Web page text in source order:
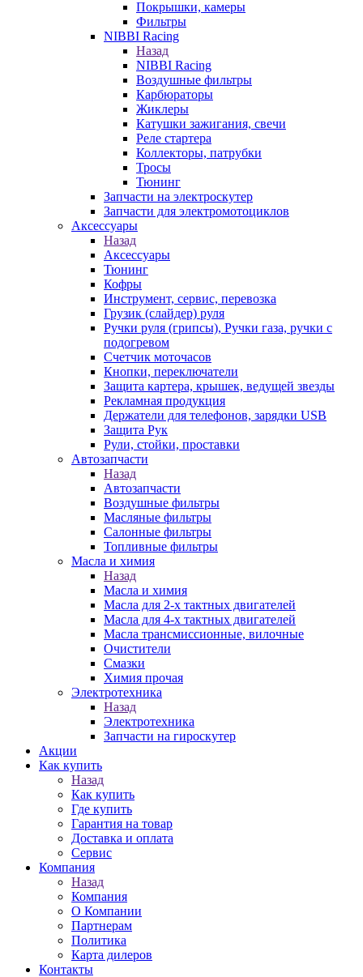
Покрышки, камеры
Фильтры
NIBBI Racing
Назад
NIBBI Racing
Воздушные фильтры
Карбюраторы
Жиклеры
Катушки зажигания, свечи
Реле стартера
Коллекторы, патрубки
Тросы
Тюнинг
Запчасти на электроскутер
Запчасти для электромотоциклов
Аксессуары
Назад
Аксессуары
Тюнинг
Кофры
Инструмент, сервис, перевозка
Грузик (слайдер) руля
Ручки руля (грипсы), Ручки газа, ручки с
подогревом
Счетчик моточасов
Кнопки, переключатели
Защита картера, крышек, ведущей звезды
Рекламная продукция
Держатели для телефонов, зарядки USB
Защита Рук
Рули, стойки, проставки
Автозапчасти
Назад
Автозапчасти
Воздушные фильтры
Масляные фильтры
Салонные фильтры
Топливные фильтры
Масла и химия
Назад
Масла и химия
Масла для 2-х тактных двигателей
Масла для 4-х тактных двигателей
Масла трансмиссионные, вилочные
Очистители
Смазки
Химия прочая
Электротехника
Назад
Электротехника
Запчасти на гироскутер
Акции
Как купить
Назад
Как купить
Где купить
Гарантия на товар
Доставка и оплата
Сервис
Компания
Назад
Компания
О Компании
Партнерам
Политика
Карта дилеров
Контакты